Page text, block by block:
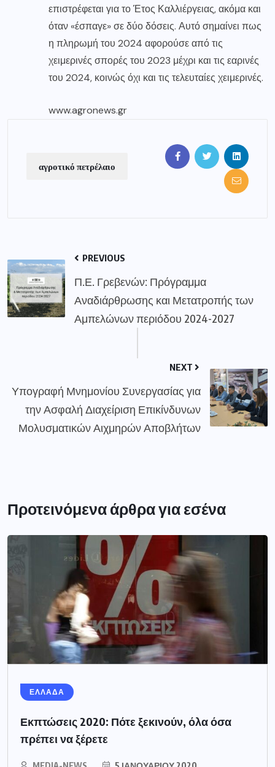
επιστρέφεται για το Έτος Καλλιέργειας, ακόμα και
όταν «έσπαγε» σε δύο δόσεις. Αυτό σημαίνει πως
η πληρωμή του 2024 αφορούσε από τις
χειμερινές σπορές του 2023 μέχρι και τις εαρινές
του 2024, κοινώς όχι και τις τελευταίες χειμερινές.
www.agronews.gr
αγροτικό πετρέλαιο
PREVIOUS
Π.Ε. Γρεβενών: Πρόγραμμα
Αναδιάρθρωσης και Μετατροπής των
Αμπελώνων περιόδου 2024-2027
NEXT
Υπογραφή Μνημονίου Συνεργασίας για
την Ασφαλή Διαχείριση Επικίνδυνων
Μολυσματικών Αιχμηρών Αποβλήτων
Προτεινόμενα άρθρα για εσένα
ΕΛΛΑΔΑ
Εκπτώσεις 2020: Πότε ξεκινούν, όλα όσα
πρέπει να ξέρετε